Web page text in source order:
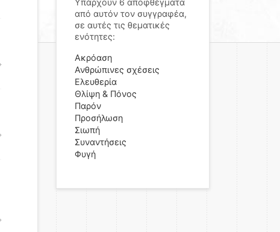
Υπάρχουν 6 αποφθέγματα
από αυτόν τον συγγραφέα,
σε αυτές τις θεματικές
ενότητες:
Ακρόαση
Ανθρώπινες σχέσεις
Ελευθερία
Θλίψη & Πόνος
Παρόν
Προσήλωση
Σιωπή
Συναντήσεις
Φυγή